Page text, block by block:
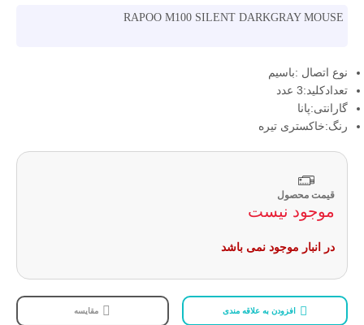
RAPOO M100 SILENT DARKGRAY MOUSE
نوع اتصال :باسیم
تعدادکلید:3 عدد
گارانتی:پانا
رنگ:خاکستری تیره
قیمت محصول
موجود نیست
در انبار موجود نمی باشد
افزودن به علاقه مندی مقایسه